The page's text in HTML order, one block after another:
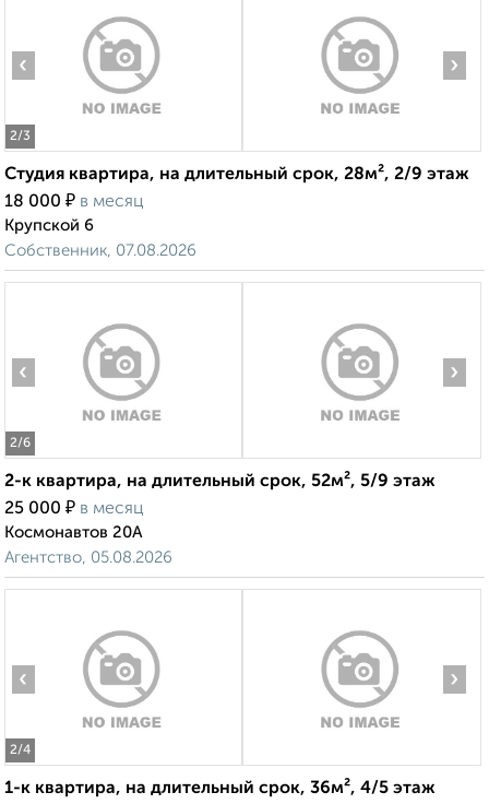
2/3
‹ ›
Студия квартира, на длительный срок, 28м², 2/9 этаж
18 000 ₽ в месяц
Крупской 6
Собственник, 07.08.2026
2/6
‹ ›
2-к квартира, на длительный срок, 52м², 5/9 этаж
25 000 ₽ в месяц
Космонавтов 20А
Агентство, 05.08.2026
2/4
‹ ›
1-к квартира, на длительный срок, 36м², 4/5 этаж